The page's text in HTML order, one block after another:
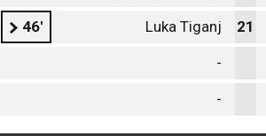
46' Luka Tiganj 21
-
-